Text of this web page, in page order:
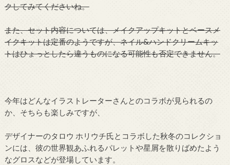
クしてみてくださいね。
また、セット内容については、メイクアップキットとベースメ
イクキットは定番のようですが、ネイル&ハンドクリームキッ
トはひょっとしたら違うものになる可能性も否定できません。
今年はどんなイラストレーターさんとのコラボが見られるの
か、そちらも楽しみですが、
デザイナーのタロウ ホリウチ氏とコラボした秋冬のコレクショ
ンには、彼の世界観あふれるパレットや星屑を散りばめたよう
なグロスなどが登場しています。